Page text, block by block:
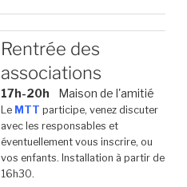
Rentrée des
associations
17h-20h Maison de l'amitié
Le MTT participe, venez discuter
avec les responsables et
éventuellement vous inscrire, ou
vos enfants. Installation à partir de
16h30.